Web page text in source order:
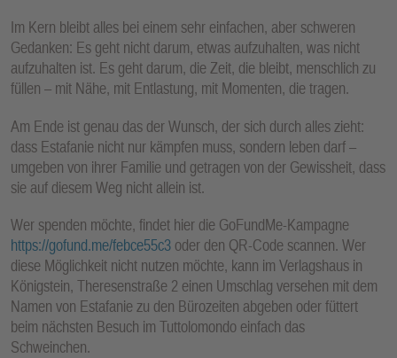
Im Kern bleibt alles bei einem sehr einfachen, aber schweren
Gedanken: Es geht nicht darum, etwas aufzuhalten, was nicht
aufzuhalten ist. Es geht darum, die Zeit, die bleibt, menschlich zu
füllen – mit Nähe, mit Entlastung, mit Momenten, die tragen.
Am Ende ist genau das der Wunsch, der sich durch alles zieht:
dass Estafanie nicht nur kämpfen muss, sondern leben darf –
umgeben von ihrer Familie und getragen von der Gewissheit, dass
sie auf diesem Weg nicht allein ist.
Wer spenden möchte, findet hier die GoFundMe-Kampagne
https://gofund.me/febce55c3 oder den QR-Code scannen. Wer
diese Möglichkeit nicht nutzen möchte, kann im Verlagshaus in
Königstein, Theresenstraße 2 einen Umschlag versehen mit dem
Namen von Estafanie zu den Bürozeiten abgeben oder füttert
beim nächsten Besuch im Tuttolomondo einfach das
Schweinchen.